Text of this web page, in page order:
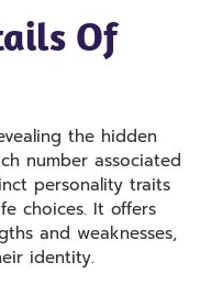
Of
the hidden
number associated
personality traits
choices. It offers
and weaknesses,
identity.